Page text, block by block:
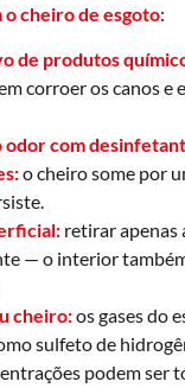
o cheiro de esgoto:
de produtos
corroer os canos e
odor com
o cheiro some por
retirar apenas
— o interior
cheiro:os gases do
sulfeto de
podem ser